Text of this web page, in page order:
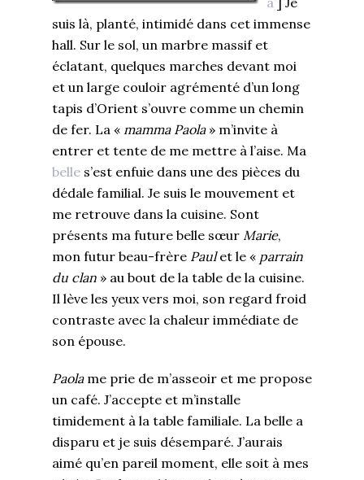
suis là, planté, intimidé dans cet immense
hall. Sur le sol, un marbre massif et
éclatant, quelques marches devant moi
et un large couloir agrémenté d’un long
tapis d’Orient s’ouvre comme un chemin
de fer. La « mamma Paola » m’invite à
entrer et tente de me mettre à l’aise. Ma
belle s’est enfuie dans une des pièces du
dédale familial. Je suis le mouvement et
me retrouve dans la cuisine. Sont
présents ma future belle sœur Marie,
mon futur beau-frère Paulet le « parrain
du clan » au bout de la table de la cuisine.
Il lève les yeux vers moi, son regard froid
contraste avec la chaleur immédiate de
son épouse.
Paola me prie de m’asseoir et me propose
un café. J’accepte et m’installe
timidement à la table familiale. La belle a
disparu et je suis désemparé. J’aurais
aimé qu’en pareil moment, elle soit à mes